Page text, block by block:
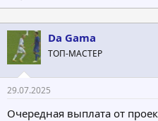
Da Gama
ТОП-МАСТЕР
29.07.2025
Очередная выплата от